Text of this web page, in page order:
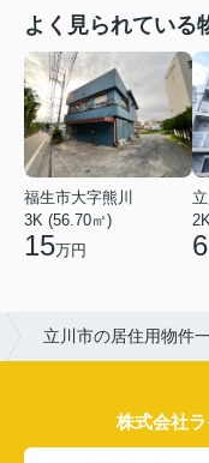
よく見られている
福生市大字熊川
3K (56.70㎡)
15万円
立川市の居住用物件
株式会社